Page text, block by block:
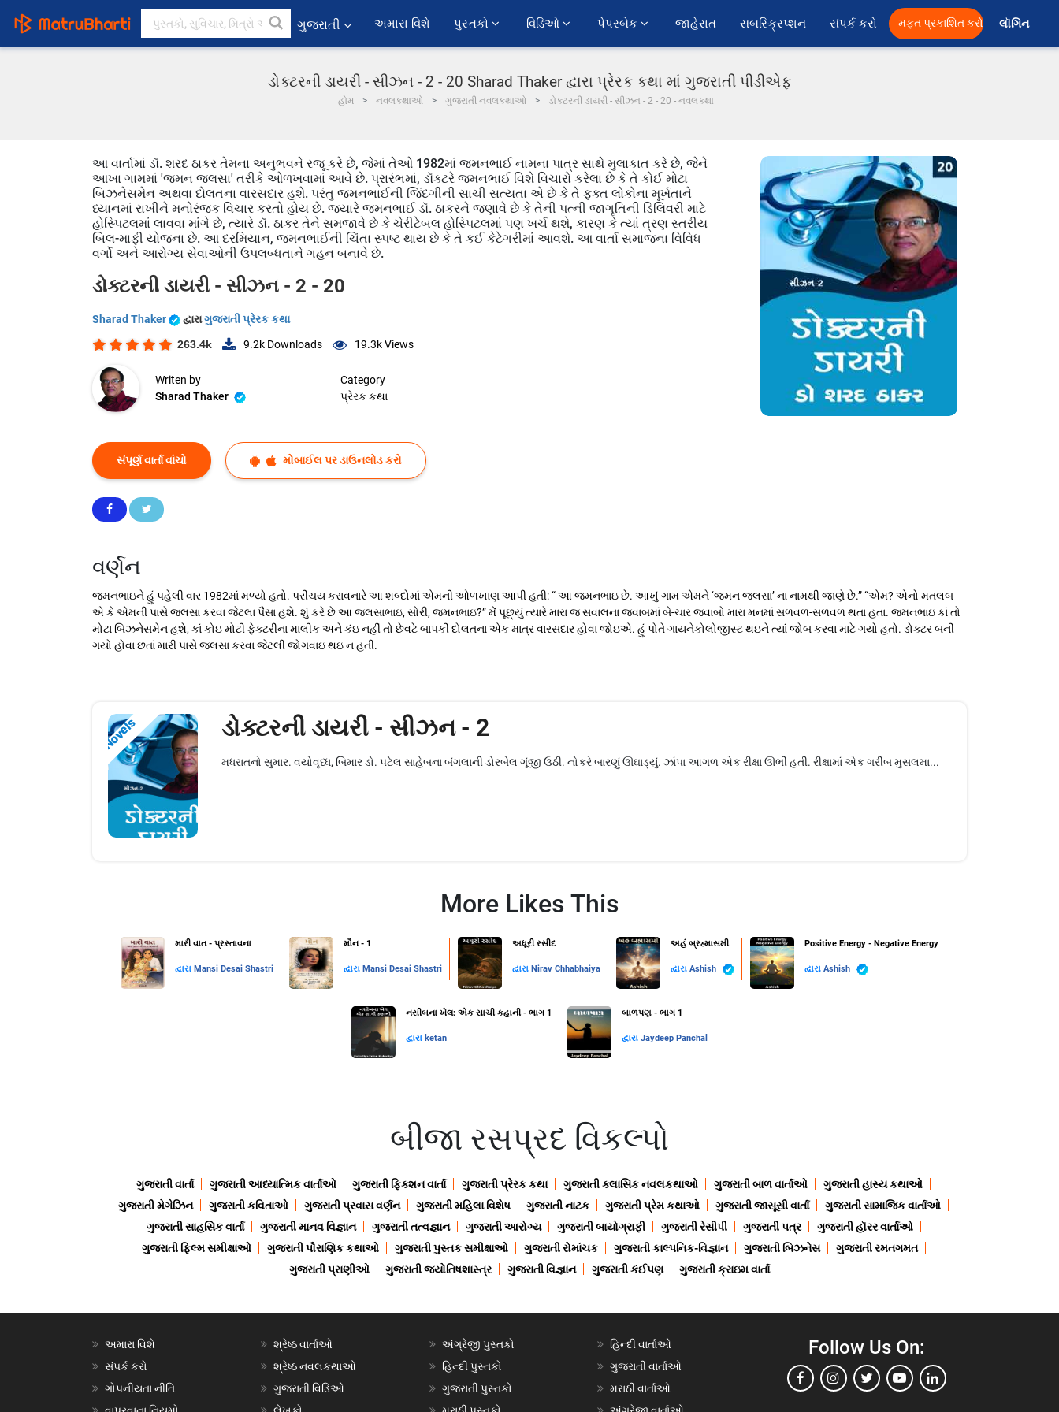
ગુજરાતી અમારા વિશે પુસ્તકો વિડિઓ પેપરબેક જાહેરાત સબસ્ક્રિપ્શન સંપર્ક કરો મફત પ્રકાશિત કરો લૉગિન
ડોક્ટરની ડાયરી - સીઝન - 2 - 20 Sharad Thaker દ્વારા પ્રેરક કથા માં ગુજરાતી પીડીએફ
હોમ નવલકથાઓ ગુજરાતી નવલકથાઓ ડોક્ટરની ડાયરી - સીઝન - 2 - 20 - નવલકથા
આ વાર્તામાં ડૉ. શરદ ઠાકર તેમના અનુભવને રજૂ કરે છે, જેમાં તેઓ 1982માં જમનભાઈ નામના પાત્ર સાથે મુલાકાત કરે છે, જેને
આખા ગામમાં 'જમન જલસા' તરીકે ઓળખવામાં આવે છે. પ્રારંભમાં, ડૉક્ટરે જમનભાઈ વિશે વિચારો કરેલા છે કે તે કોઈ મોટા
બિઝનેસમેન અથવા દોલતના વારસદાર હશે. પરંતુ જમનભાઈની જિંદગીની સાચી સત્યતા એ છે કે તે ફક્ત લોકોના મૂર્ખતાને
ધ્યાનમાં રાખીને મનોરંજક વિચાર કરતો હોય છે. જ્યારે જમનભાઈ ડૉ. ઠાકરને જણાવે છે કે તેની પત્ની જાગૃતિની ડિલિવરી માટે
હોસ્પિટલમાં લાવવા માંગે છે, ત્યારે ડૉ. ઠાકર તેને સમજાવે છે કે ચેરીટેબલ હોસ્પિટલમાં પણ ખર્ચ થશે, કારણ કે ત્યાં ત્રણ સ્તરીય
બિલ-માફી યોજના છે. આ દરમિયાન, જમનભાઈની ચિંતા સ્પષ્ટ થાય છે કે તે કઈ કેટેગરીમાં આવશે. આ વાર્તા સમાજના વિવિધ
વર્ગો અને આરોગ્ય સેવાઓની ઉપલબ્ધતાને ગહન બનાવે છે.
ડોક્ટરની ડાયરી - સીઝન - 2 - 20
Sharad Thaker દ્વારાગુજરાતી પ્રેરક કથા
263.4k 9.2k Downloads 19.3kViews
Writen by
Sharad Thaker
Category
પ્રેરક કથા
સંપૂર્ણ વાર્તા વાંચો મોબાઈલ પર ડાઉનલોડ કરો
વર્ણન
જમનભાઇને હું પહેલી વાર 1982માં મળ્યો હતો. પરીચય કરાવનારે આ શબ્દોમાં એમની ઓળખાણ આપી હતી: “ આ જમનભાઇ છે. આખું ગામ એમને ‘જમન જલસા’ ના નામથી જાણે છે.” “એમ? એનો મતલબ
એ કે એમની પાસે જલસા કરવા જેટલા પૈસા હશે. શું કરે છે આ જલસાભાઇ, સોરી, જમનભાઇ?” મેં પૂછ્યું ત્યારે મારા જ સવાલના જવાબમાં બે-ચાર જવાબો મારા મનમાં સળવળ-સળવળ થતા હતા. જમનભાઇ કાં તો
મોટા બિઝનેસમેન હશે, કાં કોઇ મોટી ફેક્ટરીના માલીક અને કંઇ નહીં તો છેવટે બાપકી દોલતના એક માત્ર વારસદાર હોવા જોઇએ. હું પોતે ગાયનેકોલોજીસ્ટ થઇને ત્યાં જોબ કરવા માટે ગયો હતો. ડોક્ટર બની
ગયો હોવા છતાં મારી પાસે જલસા કરવા જેટલી જોગવાઇ થઇ ન હતી.
Novels ડોક્ટરની ડાયરી - સીઝન - 2
મધરાતનો સુમાર. વયોવૃધ્ધ, બિમાર ડો. પટેલ સાહેબના બંગલાની ડોરબેલ ગૂંજી ઉઠી. નોકરે બારણું ઊઘાડ્યું. ઝાંપા આગળ એક રીક્ષા ઊભી હતી. રીક્ષામાં એક ગરીબ મુસલમા...
More Likes This
મારી વાત - પ્રસ્તાવના
દ્વારા Mansi Desai Shastri
મૌન - 1
દ્વારા Mansi Desai Shastri
અધૂરી રસીદ
દ્વારા Nirav Chhabhaiya
અહં બ્રહ્માસમી
દ્વારા Ashish
Positive Energy - Negative Energy
દ્વારા Ashish
નસીબના ખેલ: એક સાચી કહાની - ભાગ 1
દ્વારા ketan
બાળપણ - ભાગ 1
દ્વારા Jaydeep Panchal
બીજા રસપ્રદ વિકલ્પો
ગુજરાતી વાર્તા ગુજરાતી આધ્યાત્મિક વાર્તાઓ ગુજરાતી ફિક્શન વાર્તા ગુજરાતી પ્રેરક કથા ગુજરાતી ક્લાસિક નવલકથાઓ ગુજરાતી બાળ વાર્તાઓ
ગુજરાતી હાસ્ય કથાઓ
ગુજરાતી મેગેઝિન
ગુજરાતી કવિતાઓ ગુજરાતી પ્રવાસ વર્ણન ગુજરાતી મહિલા વિશેષ ગુજરાતી નાટક ગુજરાતી પ્રેમ કથાઓ ગુજરાતી જાસૂસી વાર્તા
ગુજરાતી સામાજિક વાર્તાઓ
ગુજરાતી સાહસિક વાર્તા
ગુજરાતી માનવ વિજ્ઞાન ગુજરાતી તત્વજ્ઞાન ગુજરાતી આરોગ્ય ગુજરાતી બાયોગ્રાફી ગુજરાતી રેસીપી ગુજરાતી પત્ર
ગુજરાતી હૉરર વાર્તાઓ
ગુજરાતી ફિલ્મ સમીક્ષાઓ
ગુજરાતી પૌરાણિક કથાઓ ગુજરાતી પુસ્તક સમીક્ષાઓ ગુજરાતી રોમાંચક ગુજરાતી કાલ્પનિક-વિજ્ઞાન ગુજરાતી બિઝનેસ
ગુજરાતી રમતગમત
ગુજરાતી પ્રાણીઓ
ગુજરાતી જ્યોતિષશાસ્ત્ર ગુજરાતી વિજ્ઞાન ગુજરાતી કંઈપણ ગુજરાતી ક્રાઇમ વાર્તા
અમારા વિશે
સંપર્ક કરો
ગોપનીયતા નીતિ
શ્રેષ્ઠ વાર્તાઓ
શ્રેષ્ઠ નવલકથાઓ
ગુજરાતી વિડિઓ
અંગ્રેજી પુસ્તકો
હિન્દી પુસ્તકો
ગુજરાતી પુસ્તકો
હિન્દી વાર્તાઓ
ગુજરાતી વાર્તાઓ
મરાઠી વાર્તાઓ
Follow Us On: